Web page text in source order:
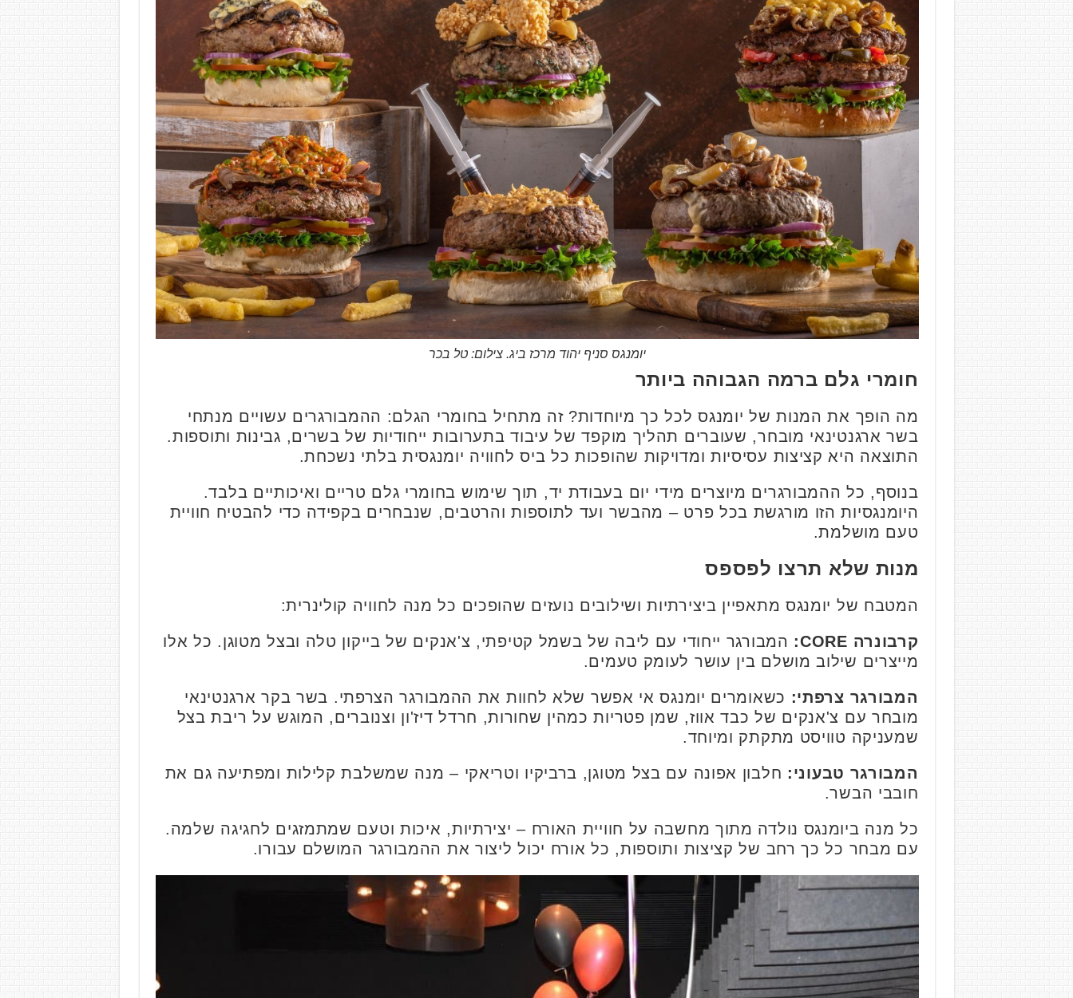
יומנגס סניף יהוד מרכז ביג. צילום: טל בכר
חומרי גלם ברמה הגבוהה ביותר
מה הופך את המנות של יומנגס לכל כך מיוחדות? זה מתחיל בחומרי הגלם: ההמבורגרים עשויים מנתחי
בשר ארגנטינאי מובחר, שעוברים תהליך מוקפד של עיבוד בתערובות ייחודיות של בשרים, גבינות ותוספות.
התוצאה היא קציצות עסיסיות ומדויקות שהופכות כל ביס לחוויה יומנגסית בלתי נשכחת.
בנוסף, כל ההמבורגרים מיוצרים מידי יום בעבודת יד, תוך שימוש בחומרי גלם טריים ואיכותיים בלבד.
היומנגסיות הזו מורגשת בכל פרט – מהבשר ועד לתוספות והרטבים, שנבחרים בקפידה כדי להבטיח חוויית
טעם מושלמת.
מנות שלא תרצו לפספס
המטבח של יומנגס מתאפיין ביצירתיות ושילובים נועזים שהופכים כל מנה לחוויה קולינרית:
קרבונרה CORE
: המבורגר ייחודי עם ליבה של בשמל קטיפתי, צ'אנקים של בייקון טלה ובצל מטוגן. כל אלו
מייצרים שילוב מושלם בין עושר לעומק טעמים.
המבורגר צרפתי: כשאומרים יומנגס אי אפשר שלא לחוות את ההמבורגר הצרפתי. בשר בקר ארגנטינאי
מובחר עם צ'אנקים של כבד אווז, שמן פטריות כמהין שחורות, חרדל דיז'ון וצנוברים, המוגש על ריבת בצל
שמעניקה טוויסט מתקתק ומיוחד.
המבורגר טבעוני: חלבון אפונה עם בצל מטוגן, ברביקיו וטריאקי – מנה שמשלבת קלילות ומפתיעה גם את
חובבי הבשר.
כל מנה ביומנגס נולדה מתוך מחשבה על חוויית האורח – יצירתיות, איכות וטעם שמתמזגים לחגיגה שלמה.
עם מבחר כל כך רחב של קציצות ותוספות, כל אורח יכול ליצור את ההמבורגר המושלם עבורו.